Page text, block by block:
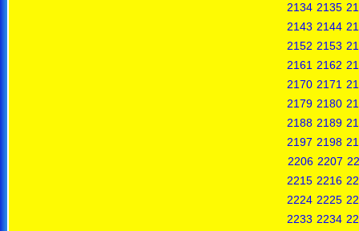
2134 2135
2143 2144
2152 2153
2161 2162
2170 2171
2179 2180
2188 2189
2197 2198
2206 2207
2215 2216
2224 2225
2233 2234